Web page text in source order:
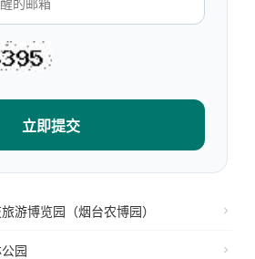
立即提交
游博览园（烟台农博园）
园